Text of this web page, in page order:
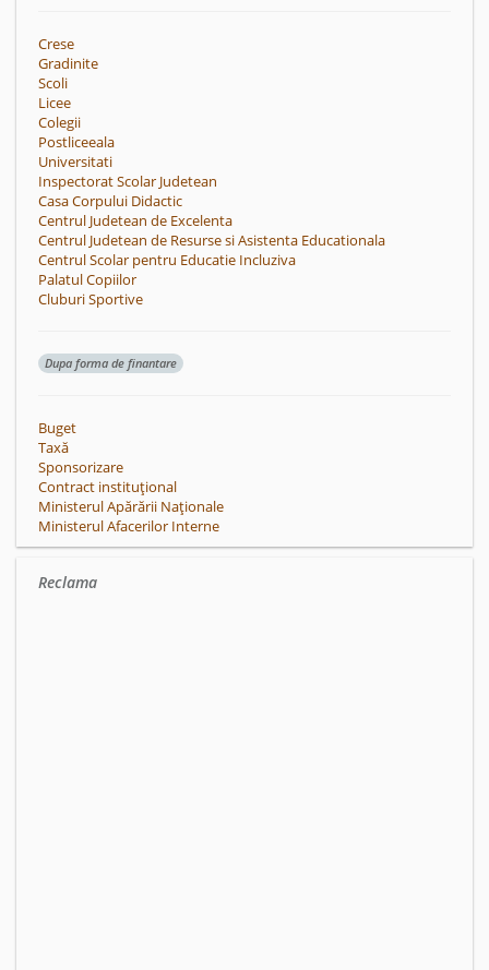
Crese
Gradinite
Scoli
Licee
Colegii
Postliceeala
Universitati
Inspectorat Scolar Judetean
Casa Corpului Didactic
Centrul Judetean de Excelenta
Centrul Judetean de Resurse si Asistenta Educationala
Centrul Scolar pentru Educatie Incluziva
Palatul Copiilor
Cluburi Sportive
Dupa forma de finantare
Buget
Taxă
Sponsorizare
Contract instituțional
Ministerul Apărării Naționale
Ministerul Afacerilor Interne
Reclama